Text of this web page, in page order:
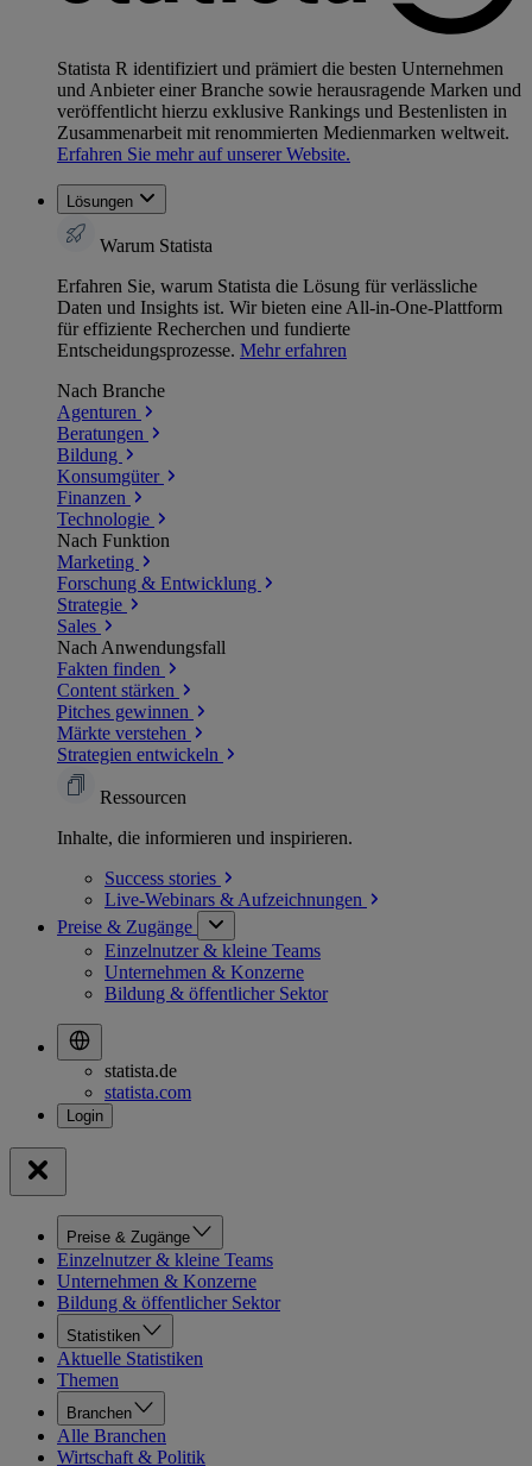
Statista R identifiziert und prämiert die besten Unternehmen
und Anbieter einer Branche sowie herausragende Marken und
veröffentlicht hierzu exklusive Rankings und Bestenlisten in
Zusammenarbeit mit renommierten Medienmarken weltweit.
Erfahren Sie mehr auf unserer Website.
Lösungen
Warum Statista
Erfahren Sie, warum Statista die Lösung für verlässliche
Daten und Insights ist. Wir bieten eine All-in-One-Plattform
für effiziente Recherchen und fundierte
Entscheidungsprozesse. Mehr erfahren
Nach Branche
Agenturen
Beratungen
Bildung
Konsumgüter
Finanzen
Technologie
Nach Funktion
Marketing
Forschung & Entwicklung
Strategie
Sales
Nach Anwendungsfall
Fakten finden
Content stärken
Pitches gewinnen
Märkte verstehen
Strategien entwickeln
Ressourcen
Inhalte, die informieren und inspirieren.
Success stories
Live-Webinars & Aufzeichnungen
Preise & Zugänge
Einzelnutzer & kleine Teams
Unternehmen & Konzerne
Bildung & öffentlicher Sektor
statista.de
statista.com
Preise & Zugänge
Einzelnutzer & kleine Teams
Unternehmen & Konzerne
Bildung & öffentlicher Sektor
Statistiken
Aktuelle Statistiken
Themen
Branchen
Alle Branchen
Wirtschaft & Politik